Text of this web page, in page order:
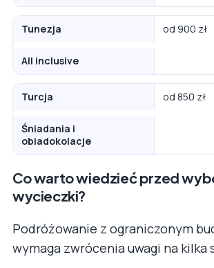
Tunezja od 900 zł
All inclusive
Turcja od 850 zł
Śniadania i
obiadokolacje
Co warto wiedzieć przed
wycieczki?
Podróżowanie z ograniczonym
wymaga zwrócenia uwagi na kilka